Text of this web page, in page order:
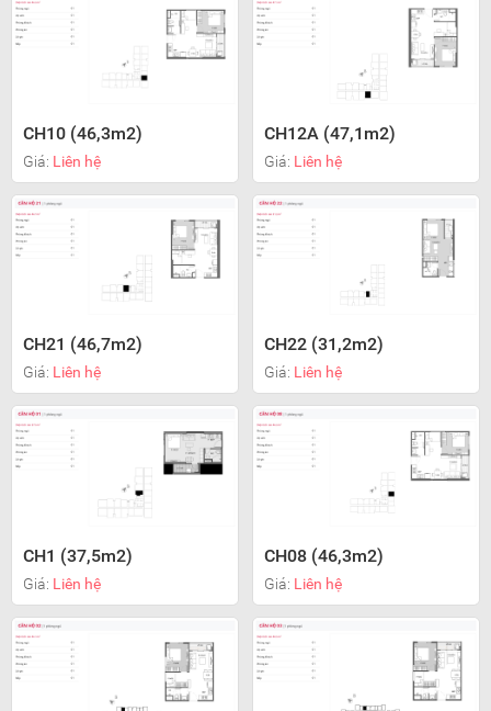
CH10 (46,3m2)
Giá: Liên hệ
CH12A (47,1m2)
Giá: Liên hệ
CH21 (46,7m2)
Giá: Liên hệ
CH22 (31,2m2)
Giá: Liên hệ
CH1 (37,5m2)
Giá: Liên hệ
CH08 (46,3m2)
Giá: Liên hệ